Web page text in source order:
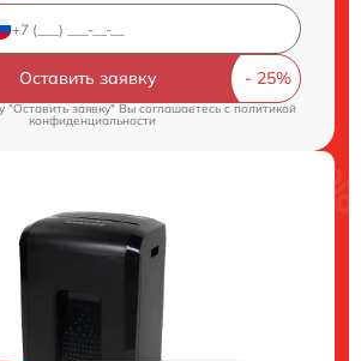
Оставить заявку
"Оставить заявку" Вы соглашаетесь c политикой
конфиденциальности